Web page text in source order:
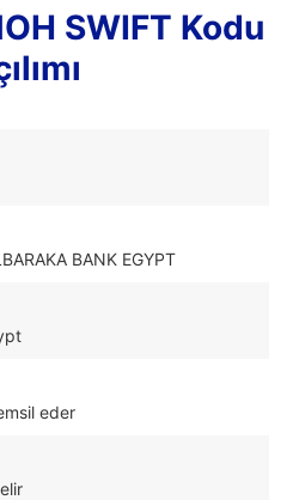
SWIFT Kodu
BANK EGYPT
eder